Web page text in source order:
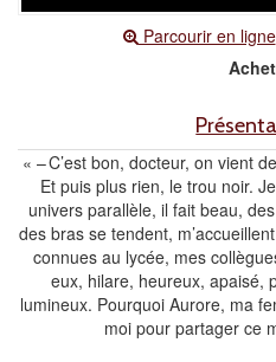
Parcourir en ligne
« – C’est bon, docteur, on vient
Et puis plus rien, le trou noir.
univers parallèle, il fait beau,
des bras se tendent,
connues au lycée, mes
eux, hilare, heureux, apaisé,
lumineux. Pourquoi Aurore, ma
moi pour partager ce